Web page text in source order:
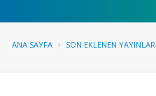
ANA SAYFA SON EKLENEN YAYINLAR